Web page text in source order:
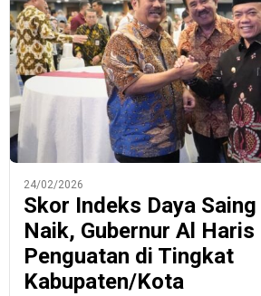
24/02/2026
Skor Indeks Daya
Naik, Gubernur Al Haris
Penguatan di Tingkat
Kabupaten/Kota